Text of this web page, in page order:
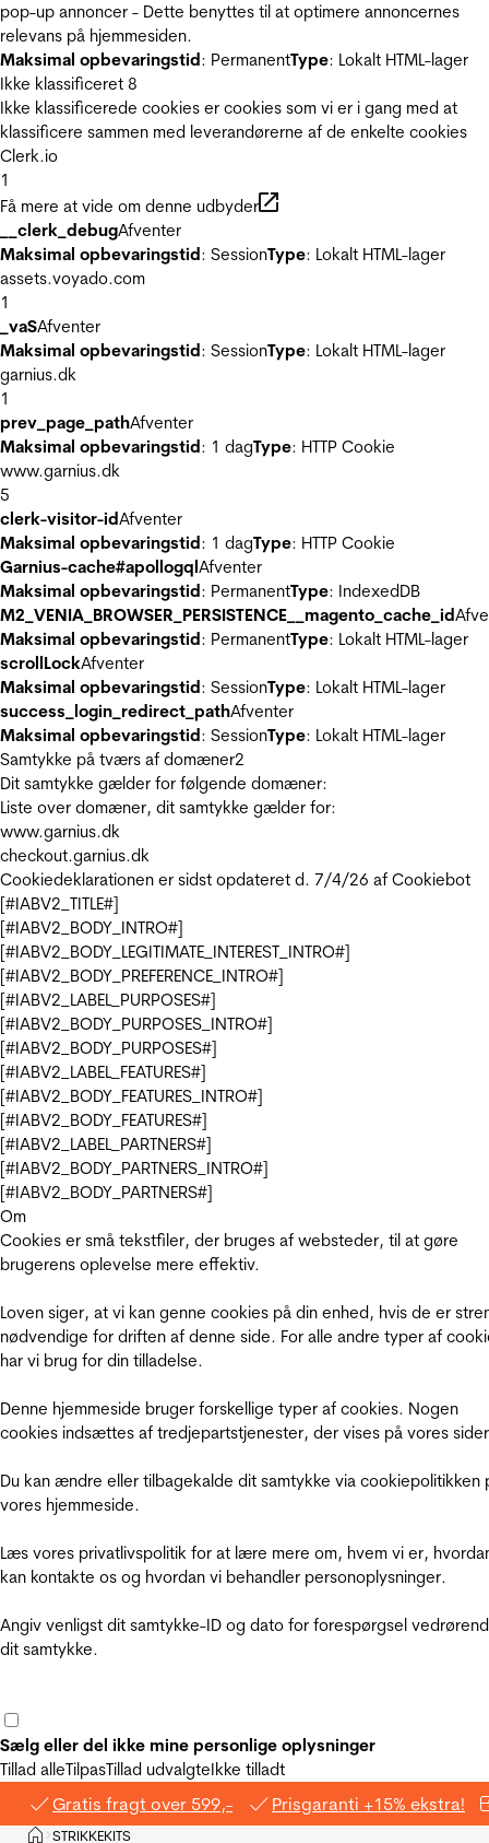
pop-up annoncer - Dette benyttes til at optimere annoncernes
relevans på hjemmesiden.
Maksimal opbevaringstid: PermanentType: Lokalt HTML-lager
Ikke klassificeret 8
Ikke klassificerede cookies er cookies som vi er i gang med at
klassificere sammen med leverandørerne af de enkelte cookies
Clerk.io
1
Få mere at vide om denne udbyder
__clerk_debugAfventer
Maksimal opbevaringstid: SessionType: Lokalt HTML-lager
assets.voyado.com
1
_vaSAfventer
Maksimal opbevaringstid: SessionType: Lokalt HTML-lager
garnius.dk
1
prev_page_pathAfventer
Maksimal opbevaringstid: 1 dagType: HTTP Cookie
www.garnius.dk
5
clerk-visitor-idAfventer
Maksimal opbevaringstid: 1 dagType: HTTP Cookie
Garnius-cache#apollogqlAfventer
Maksimal opbevaringstid: PermanentType: IndexedDB
M2_VENIA_BROWSER_PERSISTENCE__magento_cache_id
Maksimal opbevaringstid: PermanentType: Lokalt HTML-lager
scrollLockAfventer
Maksimal opbevaringstid: SessionType: Lokalt HTML-lager
success_login_redirect_pathAfventer
Maksimal opbevaringstid: SessionType: Lokalt HTML-lager
Samtykke på tværs af domæner2
Dit samtykke gælder for følgende domæner:
Liste over domæner, dit samtykke gælder for:
www.garnius.dk
checkout.garnius.dk
Cookiedeklarationen er sidst opdateret d. 7/4/26 af Cookiebot
[#IABV2_TITLE#]
[#IABV2_BODY_INTRO#]
[#IABV2_BODY_LEGITIMATE_INTEREST_INTRO#]
[#IABV2_BODY_PREFERENCE_INTRO#]
[#IABV2_LABEL_PURPOSES#]
[#IABV2_BODY_PURPOSES_INTRO#]
[#IABV2_BODY_PURPOSES#]
[#IABV2_LABEL_FEATURES#]
[#IABV2_BODY_FEATURES_INTRO#]
[#IABV2_BODY_FEATURES#]
[#IABV2_LABEL_PARTNERS#]
[#IABV2_BODY_PARTNERS_INTRO#]
[#IABV2_BODY_PARTNERS#]
Om
Cookies er små tekstfiler, der bruges af websteder, til at gøre
brugerens oplevelse mere effektiv.
Loven siger, at vi kan genne cookies på din enhed, hvis de er
nødvendige for driften af denne side. For alle andre typer af
har vi brug for din tilladelse.
Denne hjemmeside bruger forskellige typer af cookies. Nogen
cookies indsættes af tredjepartstjenester, der vises på vores
Du kan ændre eller tilbagekalde dit samtykke via cookiepolitikken
vores hjemmeside.
Læs vores privatlivspolitik for at lære mere om, hvem vi er,
kan kontakte os og hvordan vi behandler personoplysninger.
Angiv venligst dit samtykke-ID og dato for forespørgsel
dit samtykke.
Sælg eller del ikke mine personlige oplysninger
Tillad alleTilpasTillad udvalgteIkke tilladt
Gratis fragt over 599,- Prisgaranti +15% ekstra!
Hjem
>STRIKKEKITS